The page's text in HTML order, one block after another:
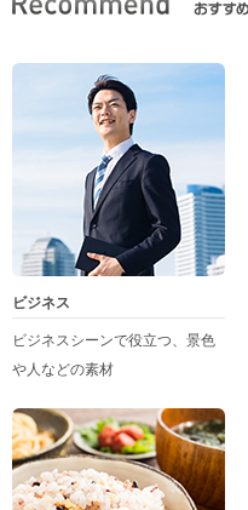
ビジネス
ビジネスシーンで役立つ、景色
や人などの素材